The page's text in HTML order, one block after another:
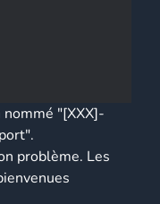
nommé "[XXX]-
problème. Les